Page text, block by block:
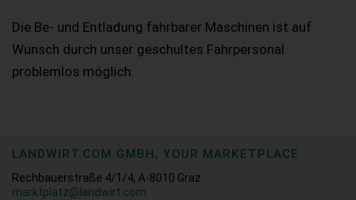
Die Be- und Entladung fahrbarer Maschinen ist auf
Wunsch durch unser geschultes Fahrpersonal
problemlos möglich.
LANDWIRT.COM GMBH, YOUR MARKETPLACE
Rechbauerstraße 4/1/4, A-8010 Graz
marktplatz@landwirt.com